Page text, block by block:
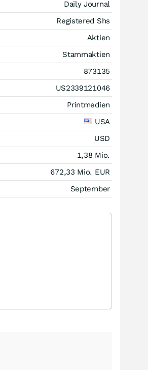
Daily Journal
Registered Shs
Aktien
Stammaktien
873135
US2339121046
Printmedien
USA
USD
1,38 Mio.
672,33 Mio. EUR
September